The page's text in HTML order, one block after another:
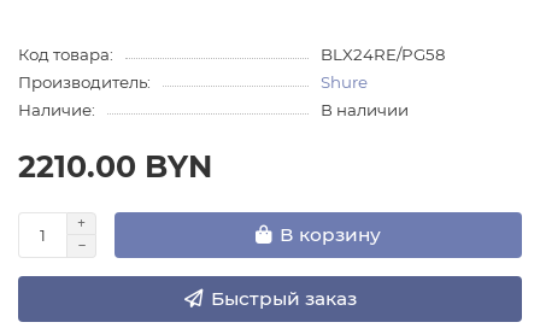
Код товара:
BLX24RE/PG58
Производитель:
Shure
Наличие:
В наличии
2210.00 BYN
В корзину
Быстрый заказ